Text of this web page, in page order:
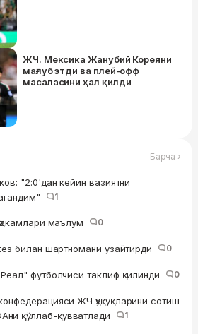
ЖЧ. Мексика Жанубий Кореяни
мағлуб этди ва плей-офф
масаласини ҳал қилди
Барча ›
"2:0'дан кейин вазиятни
1
маълум 0
билан шартномани узайтирди 0
футболчиси таклиф қилинди 0
ЖЧ ҳуқуқларини сотиш
қўллаб-қувватлади
1